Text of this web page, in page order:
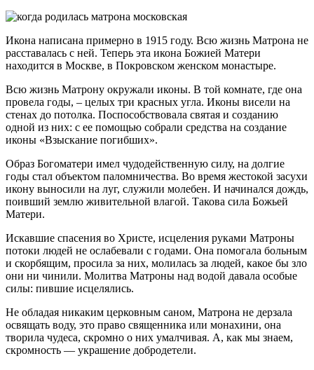
Икона написана примерно в 1915 году. Всю жизнь Матрона не
расставалась с ней. Теперь эта икона Божией Матери
находится в Москве, в Покровском женском монастыре.
Всю жизнь Матрону окружали иконы. В той комнате, где она
провела годы, – целых три красных угла. Иконы висели на
стенах до потолка. Поспособствовала святая и созданию
одной из них: с ее помощью собрали средства на создание
иконы «Взыскание погибших».
Образ Богоматери имел чудодейственную силу, на долгие
годы стал объектом паломничества. Во время жестокой засухи
икону выносили на луг, служили молебен. И начинался дождь,
поивший землю живительной влагой. Такова сила Божьей
Матери.
Искавшие спасения во Христе, исцеления руками Матроны
потоки людей не ослабевали с годами. Она помогала больным
и скорбящим, просила за них, молилась за людей, какое бы зло
они ни чинили. Молитва Матроны над водой давала особые
силы: пившие исцелялись.
Не обладая никаким церковным саном, Матрона не дерзала
освящать воду, это право священника или монахини, она
творила чудеса, скромно о них умалчивая. А, как мы знаем,
скромность — украшение добродетели.